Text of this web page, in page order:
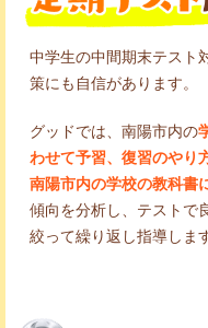
中学生の中間期末テスト
策にも自信があります。
グッドでは、南陽市内の
わせて予習、復習のやり
南陽市内の学校の教科書
傾向を分析し、テストで
絞って繰り返し指導します